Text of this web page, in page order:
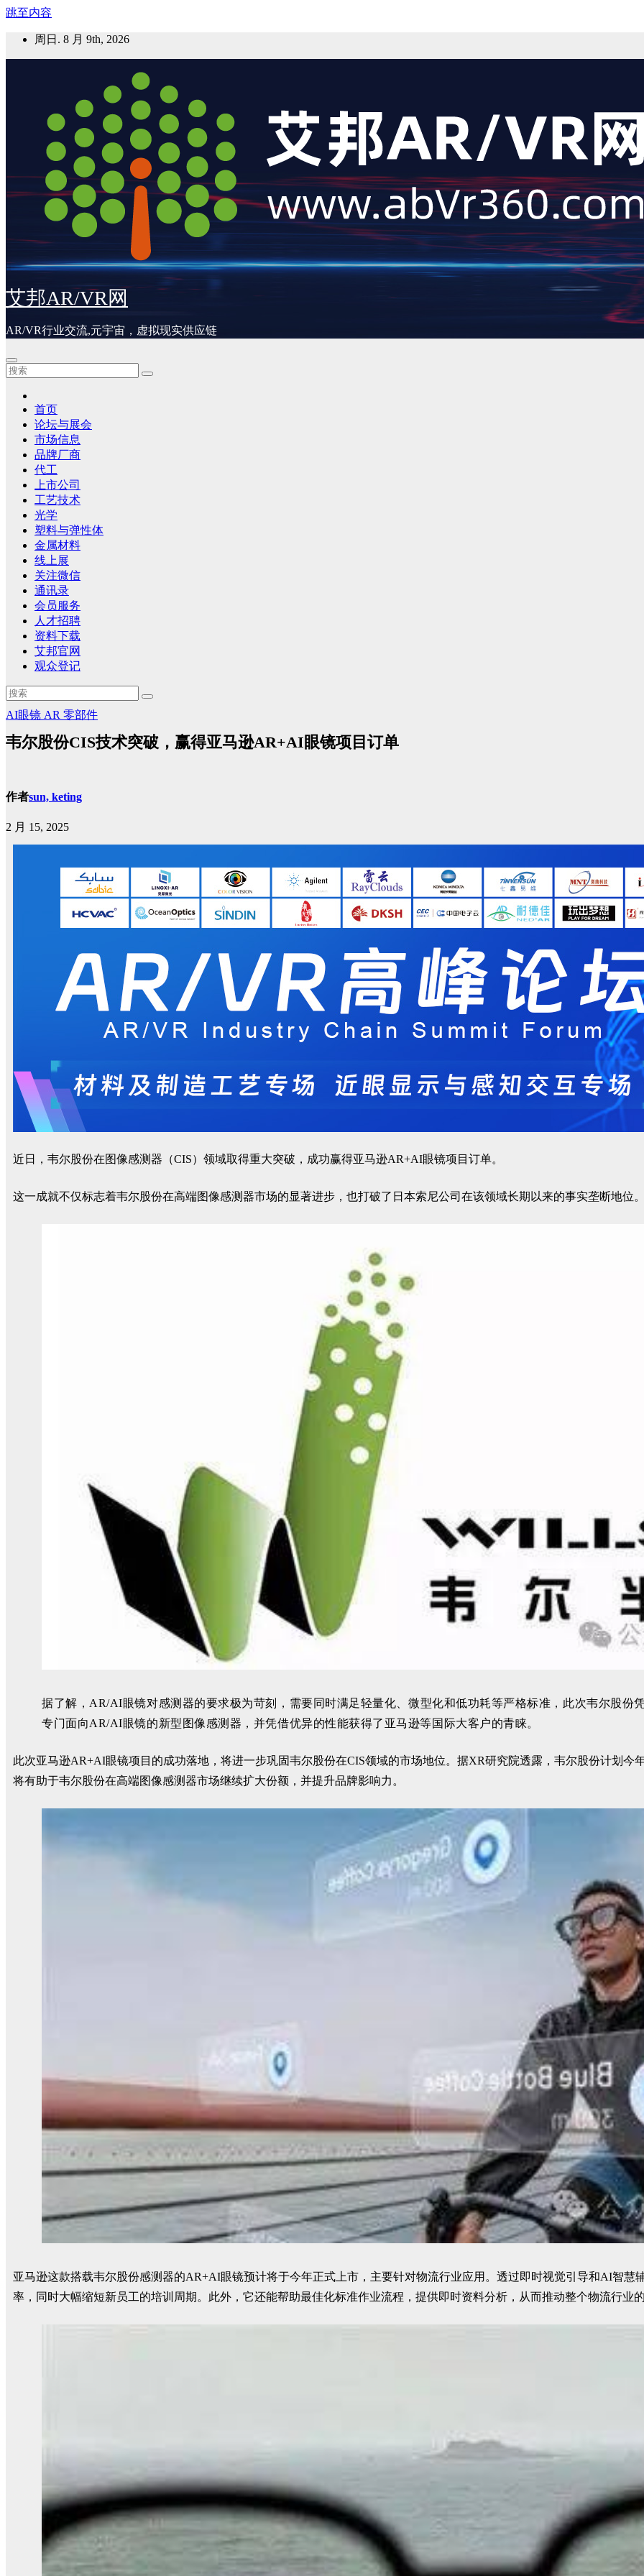
跳至内容
周日. 8 月 9th, 2026
艾邦AR/VR网
AR/VR行业交流,元宇宙，虚拟现实供应链
首页
论坛与展会
市场信息
品牌厂商
代工
上市公司
工艺技术
光学
塑料与弹性体
金属材料
线上展
关注微信
通讯录
会员服务
人才招聘
资料下载
艾邦官网
观众登记
AI眼镜 AR 零部件
韦尔股份CIS技术突破，赢得亚马逊AR+AI眼镜项目订单
作者sun, keting
2 月 15, 2025
近日，韦尔股份在图像感测器（CIS）领域取得重大突破，成功赢得亚马逊AR+AI眼镜项目订单。
这一成就不仅标志着韦尔股份在高端图像感测器市场的显著进步，也打破了日本索尼公司在该领域长期以来的事实垄断地位
据了解 ，AR/AI眼镜对感测器的要求极为苛刻，需要同时满足轻量化、微型化和低功耗等严格标准，此次韦尔股份
专门面向AR/AI眼镜的新型图像感测器，并凭借优异的性能获得了亚马逊等国际大客户的青睐。
此次亚马逊AR+AI眼镜项目的成功落地，将进一步巩固韦尔股份在CIS领域的市场地位。据XR研究院透露，韦尔股份计划今
将有助于韦尔股份在高端图像感测器市场继续扩大份额，并提升品牌影响力。
亚马逊这款搭载韦尔股份感测器的AR+AI眼镜预计将于今年正式上市，主要针对物流行业应用。透过即时视觉引导和AI智慧
率，同时大幅缩短新员工的培训周期。此外，它还能帮助最佳化标准作业流程，提供即时资料分析，从而推动整个物流行业